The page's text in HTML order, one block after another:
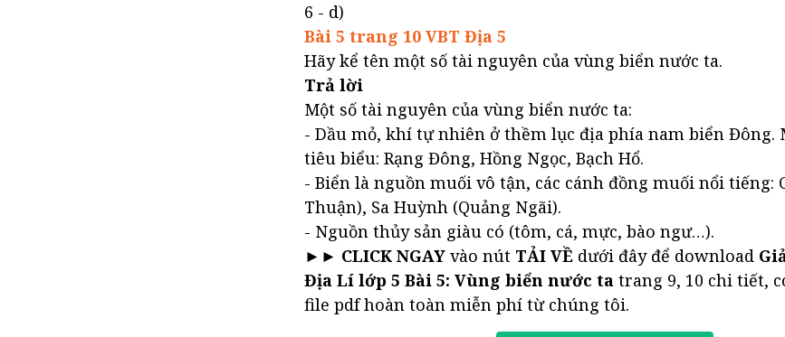
6 - d)
Bài 5 trang 10 VBT Địa 5
Hãy kể tên một số tài nguyên của vùng biển nước ta.
Trả lời
Một số tài nguyên của vùng biển nước ta:
- Dầu mỏ, khí tự nhiên ở thềm lục địa phía nam biển Đông.
tiêu biểu: Rạng Đông, Hồng Ngọc, Bạch Hổ.
- Biển là nguồn muối vô tận, các cánh đồng muối nổi tiếng:
Thuận), Sa Huỳnh (Quảng Ngãi).
- Nguồn thủy sản giàu có (tôm, cá, mực, bào ngư…).
►► CLICK NGAY vào nút TẢI VỀ dưới đây để download
Địa Lí lớp 5 Bài 5: Vùng biển nước ta trang 9, 10 chi tiết,
file pdf hoàn toàn miễn phí từ chúng tôi.